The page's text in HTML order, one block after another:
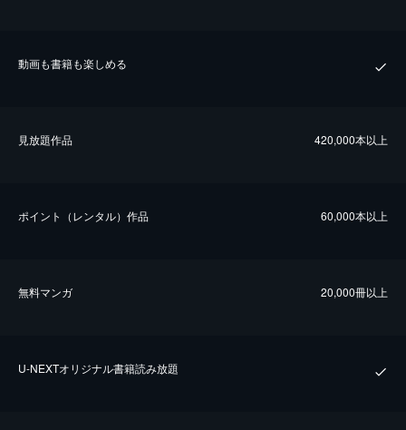
動画も書籍も楽しめる
⾒放題作品 420,000本以上
ポイント（レンタル）作品 60,000本以上
無料マンガ 20,000冊以上
U-NEXTオリジナル書籍読み放題